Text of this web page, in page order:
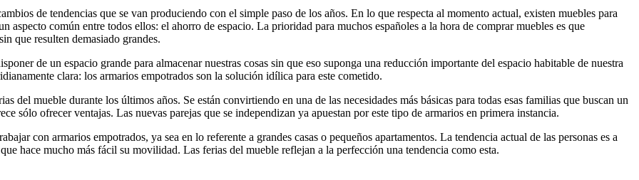
de tendencias que se van produciendo con el simple paso de los años. En lo que respecta al momento actual, existen muebles para
aspecto común entre todos ellos: el ahorro de espacio. La prioridad para muchos españoles a la hora de comprar muebles es que
que resulten demasiado grandes.
de un espacio grande para almacenar nuestras cosas sin que eso suponga una reducción importante del espacio habitable de nuestra
clara: los armarios empotrados son la solución idílica para este cometido.
del mueble durante los últimos años. Se están convirtiendo en una de las necesidades más básicas para todas esas familias que buscan un
sólo ofrecer ventajas. Las nuevas parejas que se independizan ya apuestan por este tipo de armarios en primera instancia.
con armarios empotrados, ya sea en lo referente a grandes casas o pequeños apartamentos. La tendencia actual de las personas es a
hace mucho más fácil su movilidad. Las ferias del mueble reflejan a la perfección una tendencia como esta.